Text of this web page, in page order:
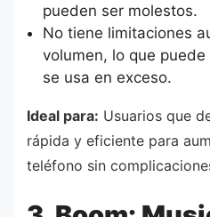
pueden ser molestos.
No tiene limitaciones
volumen, lo que
se usa en exceso.
Ideal para: Usuarios que
rápida y eficiente para
teléfono sin